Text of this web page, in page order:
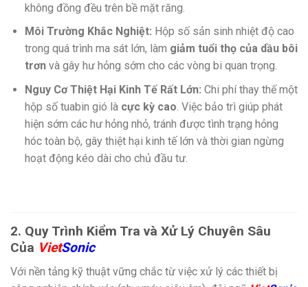
không đồng đều trên bề mặt răng.
Môi Trường Khắc Nghiệt: Hộp số sản sinh nhiệt độ cao
trong quá trình ma sát lớn, làm giảm tuổi thọ của dầu bôi
trơnvà gây hư hỏng sớm cho các vòng bi quan trọng.
Nguy Cơ Thiệt Hại Kinh Tế Rất Lớn: Chi phí thay thế một
hộp số tuabin gió là cực kỳ cao . Việc bảo trì giúp phát
hiện sớm các hư hỏng nhỏ, tránh được tình trạng hỏng
hóc toàn bộ, gây thiệt hại kinh tế lớn và thời gian ngừng
hoạt động kéo dài cho chủ đầu tư.
2. Quy Trình Kiểm Tra và Xử Lý Chuyên Sâu
Của VietSonic
Với nền tảng kỹ thuật vững chắc từ việc xử lý các thiết bị